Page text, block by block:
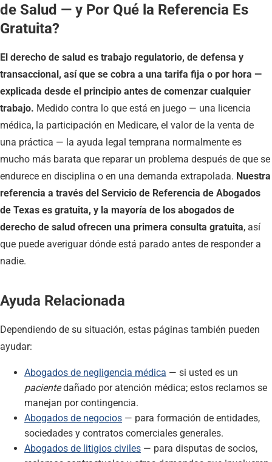
de Salud — y Por Qué la Referencia Es
Gratuita?
El derecho de salud es trabajo regulatorio, de defensa y
transaccional, así que se cobra a una tarifa fija o por hora —
explicada desde el principio antes de comenzar cualquier
trabajo. Medido contra lo que está en juego — una licencia
médica, la participación en Medicare, el valor de la venta de
una práctica — la ayuda legal temprana normalmente es
mucho más barata que reparar un problema después de que se
endurece en disciplina o en una demanda extrapolada. Nuestra
referencia a través del Servicio de Referencia de Abogados
de Texas es gratuita, y la mayoría de los abogados de
derecho de salud ofrecen una primera consulta gratuita, así
que puede averiguar dónde está parado antes de responder a
nadie.
Ayuda Relacionada
Dependiendo de su situación, estas páginas también pueden
ayudar:
Abogados de negligencia médica — si usted es un
pacientedañado por atención médica; estos reclamos se
manejan por contingencia.
Abogados de negocios — para formación de entidades,
sociedades y contratos comerciales generales.
Abogados de litigios civiles — para disputas de socios,